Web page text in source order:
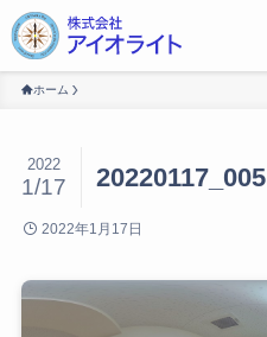
ホーム
20220117_005
2022
1/17
2022年1月17日